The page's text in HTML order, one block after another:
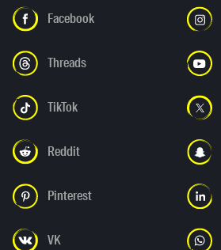
Facebook
Threads
TikTok
Reddit
Pinterest
VK